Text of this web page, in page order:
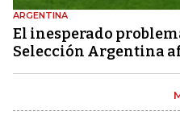
ARGENTINA
El inesperado
Selección Argentina